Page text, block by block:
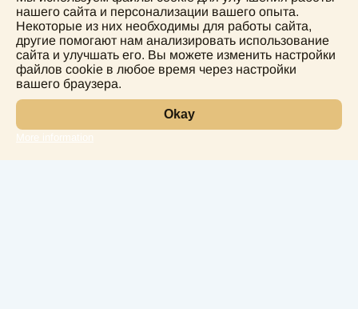
+
нашего сайта и персонализации вашего опыта.
Некоторые из них необходимы для работы сайта,
другие помогают нам анализировать использование
сайта и улучшать его. Вы можете изменить настройки
файлов cookie в любое время через настройки
вашего браузера.
Okay
More information